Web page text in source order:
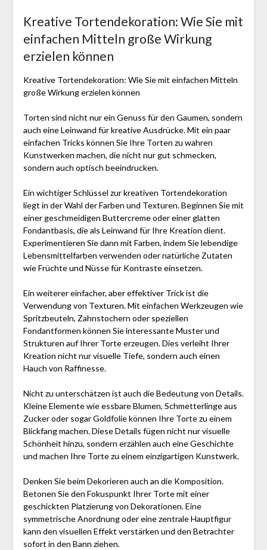
Kreative Tortendekoration: Wie Sie mit
einfachen Mitteln große Wirkung
erzielen können
Kreative Tortendekoration: Wie Sie mit einfachen Mitteln
große Wirkung erzielen können
Torten sind nicht nur ein Genuss für den Gaumen, sondern
auch eine Leinwand für kreative Ausdrücke. Mit ein paar
einfachen Tricks können Sie Ihre Torten zu wahren
Kunstwerken machen, die nicht nur gut schmecken,
sondern auch optisch beeindrucken.
Ein wichtiger Schlüssel zur kreativen Tortendekoration
liegt in der Wahl der Farben und Texturen. Beginnen Sie mit
einer geschmeidigen Buttercreme oder einer glatten
Fondantbasis, die als Leinwand für Ihre Kreation dient.
Experimentieren Sie dann mit Farben, indem Sie lebendige
Lebensmittelfarben verwenden oder natürliche Zutaten
wie Früchte und Nüsse für Kontraste einsetzen.
Ein weiterer einfacher, aber effektiver Trick ist die
Verwendung von Texturen. Mit einfachen Werkzeugen wie
Spritzbeuteln, Zahnstochern oder speziellen
Fondantformen können Sie interessante Muster und
Strukturen auf Ihrer Torte erzeugen. Dies verleiht Ihrer
Kreation nicht nur visuelle Tiefe, sondern auch einen
Hauch von Raffinesse.
Nicht zu unterschätzen ist auch die Bedeutung von Details.
Kleine Elemente wie essbare Blumen, Schmetterlinge aus
Zucker oder sogar Goldfolie können Ihre Torte zu einem
Blickfang machen. Diese Details fügen nicht nur visuelle
Schönheit hinzu, sondern erzählen auch eine Geschichte
und machen Ihre Torte zu einem einzigartigen Kunstwerk.
Denken Sie beim Dekorieren auch an die Komposition.
Betonen Sie den Fokuspunkt Ihrer Torte mit einer
geschickten Platzierung von Dekorationen. Eine
symmetrische Anordnung oder eine zentrale Hauptfigur
kann den visuellen Effekt verstärken und den Betrachter
sofort in den Bann ziehen.